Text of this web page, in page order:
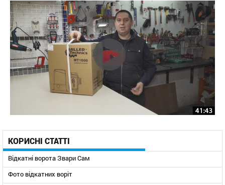
КОРИСНІ СТАТТІ
Відкатні ворота Звари Сам
Фото відкатних воріт